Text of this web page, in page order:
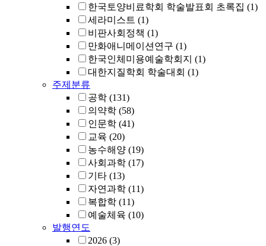
한국토양비료학회 학술발표회 초록집 (1)
세라미스트 (1)
비판사회정책 (1)
만화애니메이션연구 (1)
한국인체미용예술학회지 (1)
대한지질학회 학술대회 (1)
주제분류
공학 (131)
의약학 (58)
인문학 (41)
교육 (20)
농수해양 (19)
사회과학 (17)
기타 (13)
자연과학 (11)
복합학 (11)
예술체육 (10)
발행연도
2026 (3)